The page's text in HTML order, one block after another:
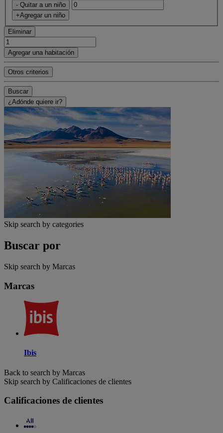
- Quitar a un niño
+Agregar un niño
Eliminar
Agregar una habitación
Otros criterios
Buscar
¿Adónde quiere ir?
Skip search by categories
Buscar por
Skip search by Marcas
Marcas
Ibis
Back to search by Marcas
Skip search by Calificaciones de clientes
Calificaciones de clientes